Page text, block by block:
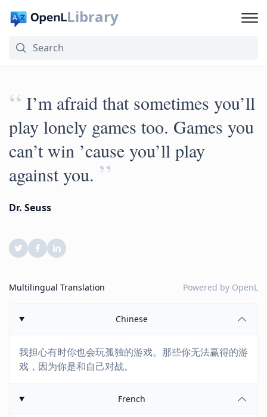
Library
“ I’m afraid that sometimes you’ll
play lonely games too. Games you
can’t win ’cause you’ll play
against you. ”
Dr. Seuss
Multilingual Translation Powered by OpenL
Chinese
我担心有时你也会玩孤独的游戏。那些你无法赢得的游
戏，因为你是和自己对战。
French